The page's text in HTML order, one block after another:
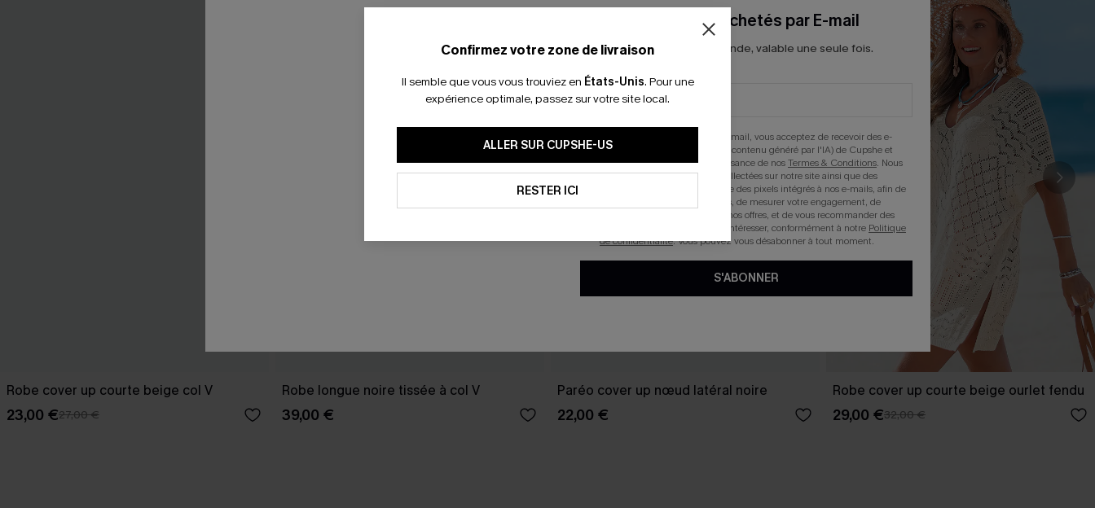
Robe cover up courte beige col V
23,00 €27,00 €
Robe longue noire tissée à col V
39,00 €
Paréo cover up nœud latéral noire
22,00 €
Robe cover up courte beige ourlet fendu
29,00 €32,00 €
Confirmez votre zone de livraison
Il semble que vous vous trouviez en États-Unis. Pour une
expérience optimale, passez sur votre site local.
ALLER SUR CUPSHE-US
RESTER ICI
-15% dès 2 Achetés par E-mail
*Un code par commande, valable une seule fois.
En soumettant votre adresse e-mail, vous acceptez de recevoir des e-
mails marketing (y compris du contenu généré par l'IA) de Cupshe et
reconnaissez avoir pris connaissance de nosTermes & Conditions. Nous
pouvons utiliser les données collectées sur notre site ainsi que des
technologies de suivi, telles que des pixels intégrés à nos e-mails, afin de
savoir si ceux-ci ont été ouverts, de mesurer votre engagement, de
personnaliser nos contenus et nos offres, et de vous recommander des
produits susceptibles de vous intéresser, conformément à notre Politique
de confidentialité. Vous pouvez vous désabonner à tout moment.
S'ABONNER